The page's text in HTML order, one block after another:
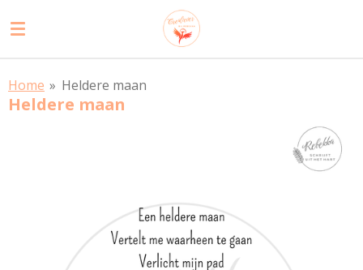
direct
hoofdinhoud
Home » Heldere maan
Heldere maan